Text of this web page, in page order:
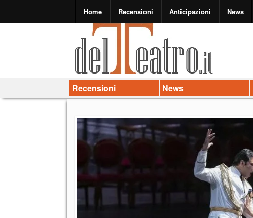
Home Recensioni Anticipazioni News
Recensioni News